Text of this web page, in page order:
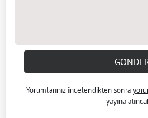
Yorumlarınız incelendikten sonra
yayına